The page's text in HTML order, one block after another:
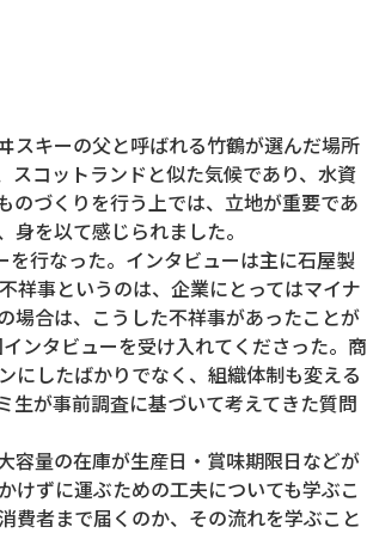
スキーの父と呼ばれる竹鶴が選んだ場所
スコットランドと似た気候であり、水資
のづくりを行う上では、立地が重要であ
を以て感じられました。
行なった。インタビューは主に石屋製
祥事というのは、企業にとってはマイナ
場合は、こうした不祥事があったことが
ンタビューを受け入れてくださった。商
にしたばかりでなく、組織体制も変える
生が事前調査に基づいて考えてきた質問
容量の在庫が生産日・賞味期限日などが
けずに運ぶための工夫についても学ぶこ
費者まで届くのか、その流れを学ぶこと